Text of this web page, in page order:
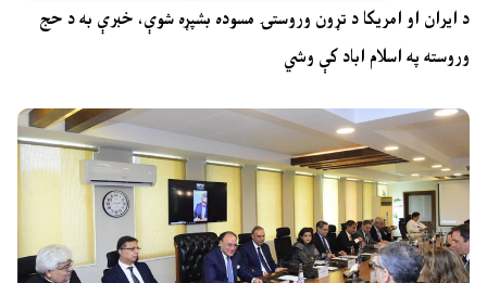
د ایران او امریکا د تړون وروستۍ مسوده بشپړه شوې، خبرې به د حج
وروسته په اسلام اباد کې وشي